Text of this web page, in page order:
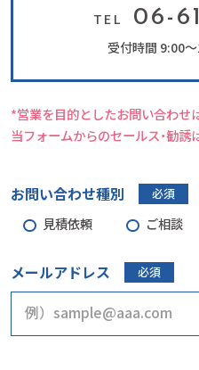
TEL 06-
受付時間 9:00
*営業を目的としたお問い合わせ
当フォームからのセールス・勧誘
お問い合わせ種別 必須
見積依頼 ご相談
メールアドレス 必須